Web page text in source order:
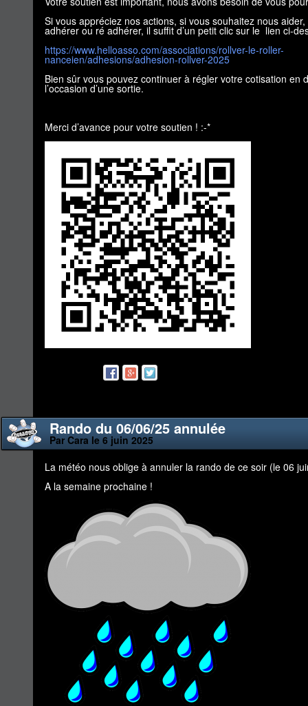
Si vous appréciez nos actions, si vous souhaitez nous
adhérer ou ré adhérer, il suffit d’un petit clic sur le lien ci-
https://www.helloasso.com/associations/rollver-le-roller-
nanceien/adhesions/adhesion-rollver-2025
Bien sûr vous pouvez continuer à régler votre cotisation en
l’occasion d’une sortie.
Merci d’avance pour votre soutien ! :-*
Rando du 06/06/25 annulée
Par Cara le 6 juin 2025
La météo nous oblige à annuler la rando de ce soir (le 06
A la semaine prochaine !